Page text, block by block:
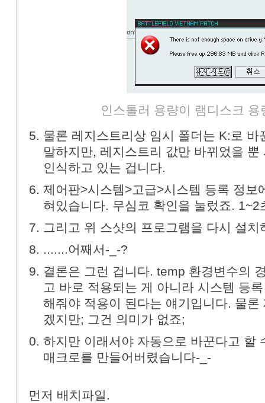
인스톨러 용량이 램디스크
물론 레지스트리상 임시 폴더는 K:로
말하지만, 레지스트리 값만 바뀌었을
인식하고 있는 겁니다.
제어판>시스템>고급>시스템 등록 정보
혀있습니다. 무심코 확인을 눌렀죠.
그리고 위 스샷의 프로그램을 다시 설
.......어째서-_-?
결론은 그런 겁니다. temp 환경변수의
고 바로 적용되는 게 아니라 시스템 등
해줘야 적용이 된다는 얘기입니다. 물
겠지만; 그건 의미가 없죠;
하지만 이래서야 자동으로 바꾼다고 할
매크로를 만들어버렸습니다-_-
먼저 배치파일.